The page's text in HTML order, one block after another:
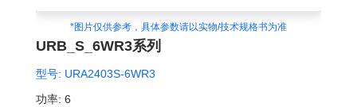
*图片仅供参考，具体参数请以实物/技术规格书为准
URB_S_6WR3系列
型号: URA2403S-6WR3
功率: 6